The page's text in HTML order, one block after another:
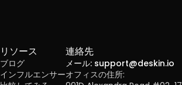
リソース
ブログ
インフルエンサー
連絡先
メール: support@deskin.io
オフィスの住所: